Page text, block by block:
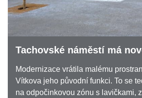
Tachovské náměstí má
Modernizace vrátila malému
Vítkova jeho původní funkci. To se
na odpočinkovou zónu s lavičkami,